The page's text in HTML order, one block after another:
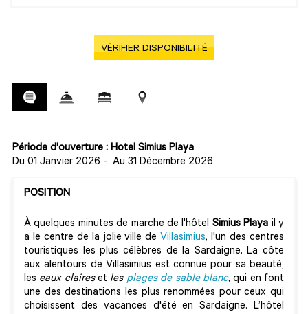
VÉRIFIER DISPONIBILITÉ
Période d'ouverture : Hotel Simius Playa
Du 01 Janvier 2026 - Au 31 Décembre 2026
POSITION
À quelques minutes de marche de l'hôtel Simius Playa il y
a le centre de la jolie ville de Villasimius, l'un des centres
touristiques les plus célèbres de la Sardaigne. La côte
aux alentours de Villasimius est connue pour sa beauté,
les eaux claireset les plages de sable blanc, qui en font
une des destinations les plus renommées pour ceux qui
choisissent des vacances d'été en Sardaigne. L’hôtel